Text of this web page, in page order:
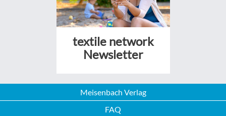
textile network
Newsletter
Meisenbach Verlag
FAQ